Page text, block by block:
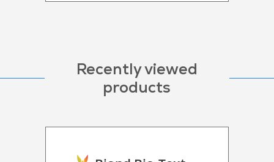
Recently viewed
products